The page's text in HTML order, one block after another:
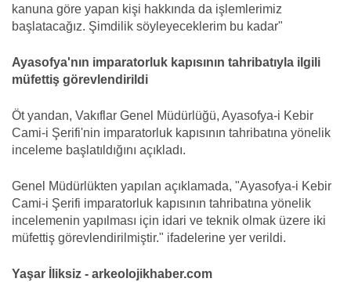
kanuna göre yapan kişi hakkında da işlemlerimiz
başlatacağız. Şimdilik söyleyeceklerim bu kadar"
Ayasofya'nın imparatorluk kapısının tahribatıyla ilgili
müfettiş görevlendirildi
Öt yandan, Vakıflar Genel Müdürlüğü, Ayasofya-i Kebir
Cami-i Şerifi'nin imparatorluk kapısının tahribatına yönelik
inceleme başlatıldığını açıkladı.
Genel Müdürlükten yapılan açıklamada, "Ayasofya-i Kebir
Cami-i Şerifi imparatorluk kapısının tahribatına yönelik
incelemenin yapılması için idari ve teknik olmak üzere iki
müfettiş görevlendirilmiştir." ifadelerine yer verildi.
Yaşar İliksiz - arkeolojikhaber.com